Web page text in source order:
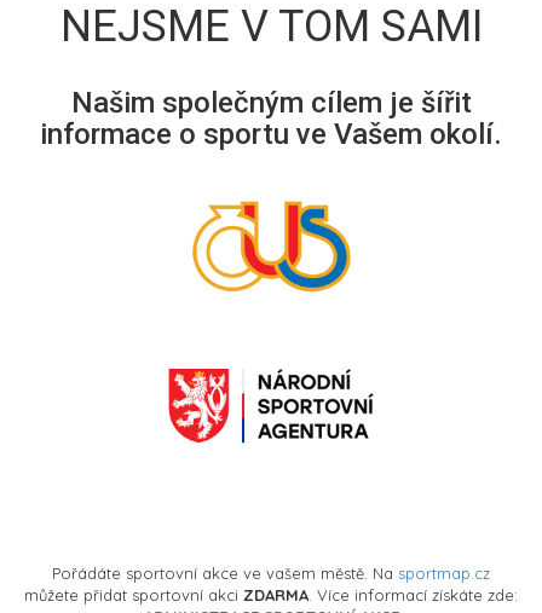
NEJSME V TOM SAMI
Našim společným cílem je šířit
informace o sportu ve Vašem okolí.
Pořádáte sportovní akce ve vašem městě. Na sportmap.cz
můžete přidat sportovní akci ZDARMA . Více informací získáte zde: